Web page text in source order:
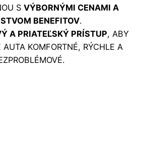
S VÝBORNÝMI CENAMI A
BENEFITOV.
A PRIATEĽSKÝ PRÍSTUP, ABY
AUTA KOMFORTNÉ, RÝCHLE A